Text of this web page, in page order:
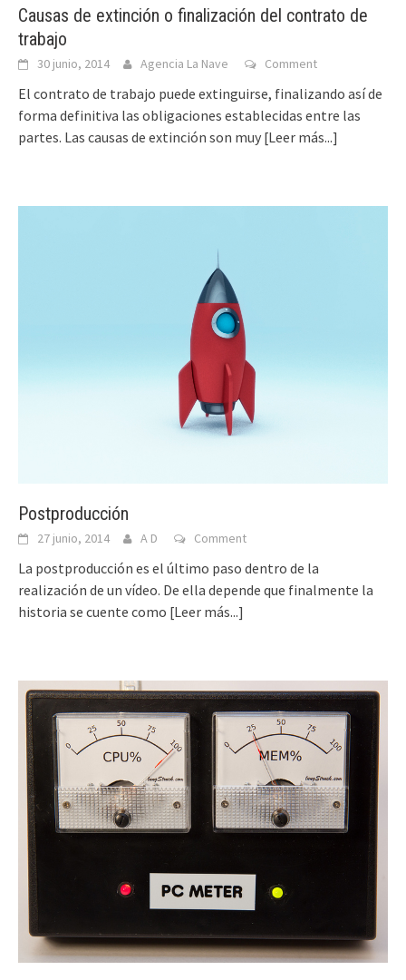
Causas de extinción o finalización del contrato de
trabajo
30 junio, 2014 Agencia La Nave Comment
El contrato de trabajo puede extinguirse, finalizando así de
forma definitiva las obligaciones establecidas entre las
partes. Las causas de extinción son muy [Leer más...]
Postproducción
27 junio, 2014 A D Comment
La postproducción es el último paso dentro de la
realización de un vídeo. De ella depende que finalmente la
historia se cuente como [Leer más...]